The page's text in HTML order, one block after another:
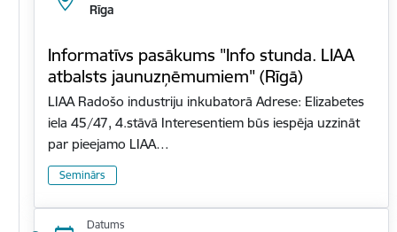
Rīga
Informatīvs pasākums "Info stunda. LIAA
atbalsts jaunuzņēmumiem" (Rīgā)
LIAA Radošo industriju inkubatorā Adrese: Elizabetes
iela 45/47, 4.stāvā Interesentiem būs iespēja uzzināt
par pieejamo LIAA…
Seminārs
Datums